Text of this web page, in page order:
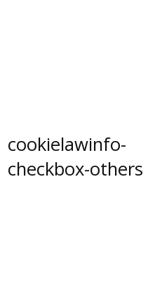
cookielawinfo-
checkbox-others